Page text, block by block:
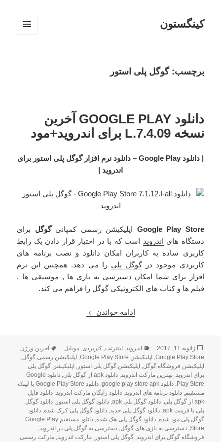
کینگستون
برچسب:گوگل پلی استور
دانلود GOOGLE PLAY آخرین
نسخه 7.4.09.L برای اندروید+مود
| دانلود Google Play – دانلود نرم افزار گوگل پلی استور برای
اندروید |
Google Play Store اپلیکیشن رسمی کمپانیگوگل برای
دستگاه های اندروید است که با در اختیار قرار دادن یک رابط
کاربری ساده به کاربران امکان دانلود و نصب برنامه های
کاربردی موجود درگوگل پلی را می دهد. همچنین این نرم
افزار برای شما امکان دسترسی به بازی ها , موسیقی ها ,
فیلم ها و کتاب های الکترونیکی گوگل را فراهم می کند.
ادامه خواندن دانلود GOOGLE PLAY آخرین نسخه 7.4.09.L برای اندروید+مود
ارسال
شده
در
ژانویه 11, 2017 دسته‌ها
اندروید, اینترنت,کاربردی,موبایل برچسب‌ها
آخرین ورژن
Google Play Store
, اپلیکیشن Google Play Store , اپلیکیشن رسمی گوگل,
اپلیکیشن فروشگاه گوگل, اپلیکیشن گوگل پلی استور, اپلیکیشن گوگل پلی
برای اندروید,بهترین مارکت اندروید,دانلود apk از گوگل پلی ,
دانلود Google
Play Store
,دانلود google play store apk ,
دانلود Google Play Store با لینک
مستقیم,دانلود برنامه های اندروید,دانلود رایگان مارکت اندروید,دانلود فایل
apk از گوگل پلی
,دانلود گوگل پلی apk ,دانلود گوگل پلی استور,دانلود گوگل
پلی با فرمت apk
,دانلود گوگل پلی جدید,دانلود گوگل پلی کرک شده,دانلود
گوگل پلی مود شده,دانلود گوگل پلی هک شده,
دانلود مستقیم Google Play
Store
,دسترسی به بازی های گوگل,دسترسی به گوگل پلی در اندروید,
فروشگاه گوگل برای اندروید,گوگل پلی استور,مارکت اندروید,مارکت رسمی